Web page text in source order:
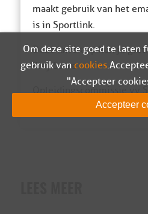
maakt gebruik van het
is in Sportlink.
Deze knvb app kun je
Play Store.
Opleidingscommissie vv
Om deze site goed te laten
gebruik van cookies.
"Accepteer
Accepteer